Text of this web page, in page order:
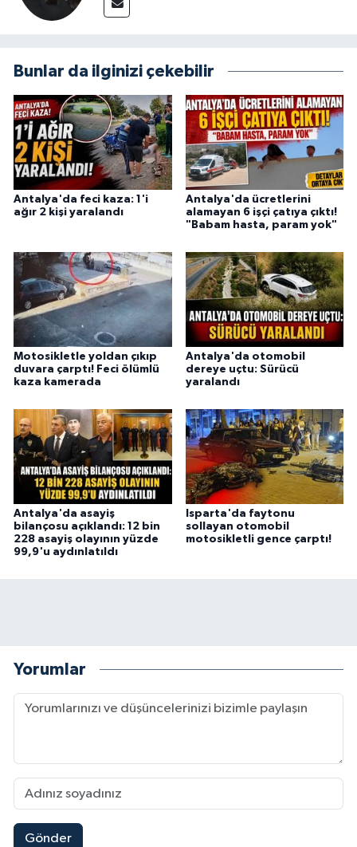
Bunlar da ilginizi çekebilir
Antalya'da feci kaza: 1'i
ağır 2 kişi yaralandı
Antalya'da ücretlerini
alamayan 6 işçi çatıya çıktı!
"Babam hasta, param yok"
Motosikletle yoldan çıkıp
duvara çarptı! Feci ölümlü
kaza kamerada
Antalya'da otomobil
dereye uçtu: Sürücü
yaralandı
Antalya'da asayiş
bilançosu açıklandı: 12 bin
228 asayiş olayının yüzde
99,9'u aydınlatıldı
Isparta'da faytonu
sollayan otomobil
motosikletli gence çarptı!
Yorumlar
Gönder